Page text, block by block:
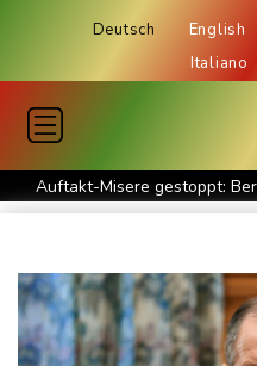
Deutsch English
Italiano
Auftakt-Misere gestoppt:
Trump macht erneut Druck
Eurojackpot geknackt: Mehr
Nordrhein-Westfalen
Menschenrechtsgruppen: